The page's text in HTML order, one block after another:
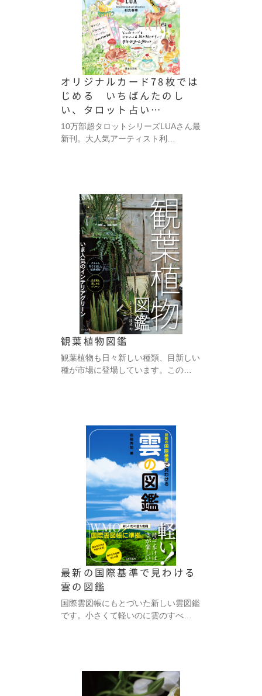
オリジナルカード78枚では
じめる いちばんたのし
い、タロット占い…
10万部超タロットシリーズLUAさん最
新刊。大人気アーティスト利…
観葉植物図鑑
観葉植物も日々新しい種類、目新しい
種が市場に登場しています。この…
最新の国際基準で見わける
雲の図鑑
国際雲図帳にもとづいた新しい雲図鑑
です。小さくて軽いのに雲のすべ…